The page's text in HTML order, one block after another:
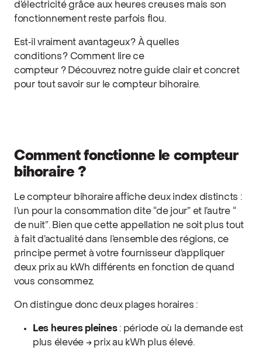
d’électricité grâce aux heures creuses mais son
fonctionnement reste parfois flou.
Est‑il vraiment avantageux ? À quelles
conditions ? Comment lire ce
compteur ? Découvrez notre guide clair et concret
pour tout savoir sur le compteur bihoraire.
Comment fonctionne le compteur
bihoraire ?
Le compteur bihoraire affiche deux index distincts :
l’un pour la consommation dite “de jour” et l’autre “
de nuit”. Bien que cette appellation ne soit plus tout
à fait d’actualité dans l’ensemble des régions, ce
principe permet à votre fournisseur d’appliquer
deux prix au kWh différents en fonction de quand
vous consommez.
On distingue donc deux plages horaires :
Les heures pleines: période où la demande est
plus élevée → prix au kWh plus élevé.